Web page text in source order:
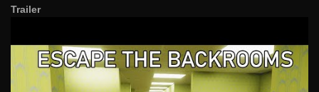
Trailer